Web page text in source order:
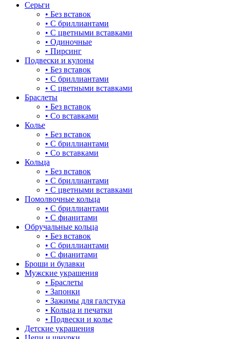
Серьги
• Без вставок
• С бриллиантами
• С цветными вставками
• Одиночные
• Пирсинг
Подвески и кулоны
• Без вставок
• С бриллиантами
• С цветными вставками
Браслеты
• Без вставок
• Со вставками
Колье
• Без вставок
• С бриллиантами
• Со вставками
Кольца
• Без вставок
• С бриллиантами
• С цветными вставками
Помолвочные кольца
• С бриллиантами
• С фианитами
Обручальные кольца
• Без вставок
• С бриллиантами
• С фианитами
Броши и булавки
Мужские украшения
• Браслеты
• Запонки
• Зажимы для галстука
• Кольца и печатки
• Подвески и колье
Детские украшения